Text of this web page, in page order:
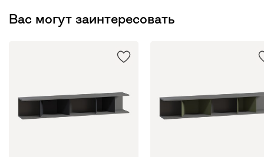
Вас могут заинтересовать